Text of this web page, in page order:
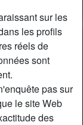
sur les
les profils
réels de
sont
pas sur
le site Web
des
en manque de
tous les
bite et bouche
possible. tout